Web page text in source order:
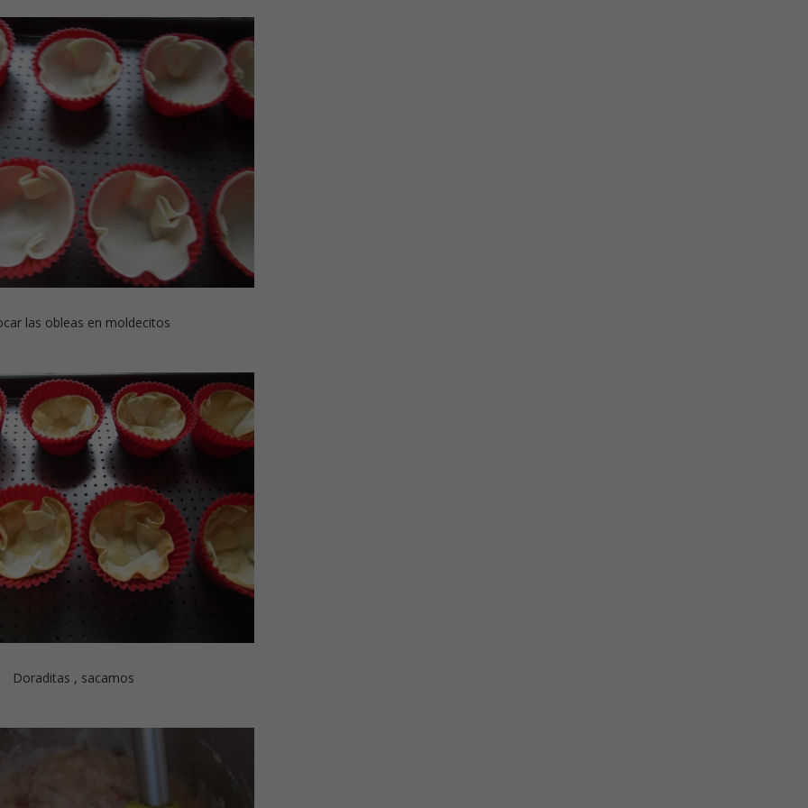
las obleas en moldecitos
Doraditas , sacamos